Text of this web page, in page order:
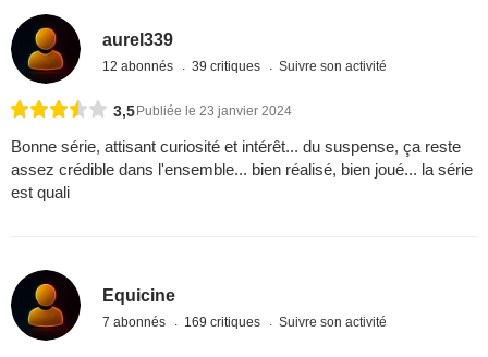
aurel339
12 abonnés 39 critiques Suivre son activité
3,5 Publiée le 23 janvier 2024
Bonne série, attisant curiosité et intérêt... du suspense, ça reste
assez crédible dans l'ensemble... bien réalisé, bien joué... la série
est quali
Equicine
7 abonnés 169 critiques Suivre son activité